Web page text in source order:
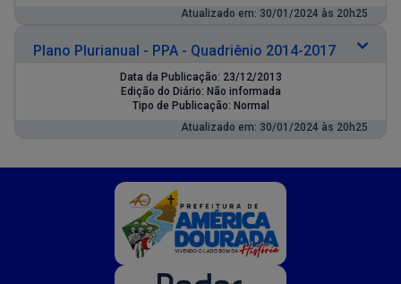
Atualizado em: 30/01/2024 às 20h25
Plano Plurianual - PPA - Quadriênio 2014-2017
Data da Publicação: 23/12/2013
Edição do Diário: Não informada
Tipo de Publicação: Normal
Atualizado em: 30/01/2024 às 20h25